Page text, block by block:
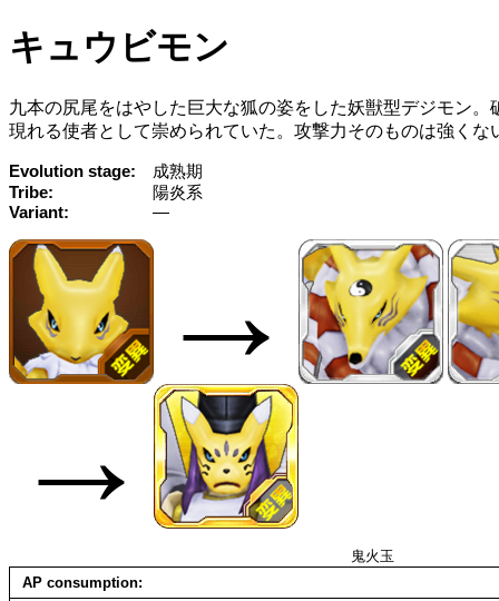
キュウビモン
九本の尻尾をはやした巨大な狐の姿をした妖獣型デジモン
現れる使者として崇められていた。攻撃力そのものは強く
Evolution stage
成熟期
Tribe
陽炎系
Variant
—
→
→
鬼火玉
AP consumption